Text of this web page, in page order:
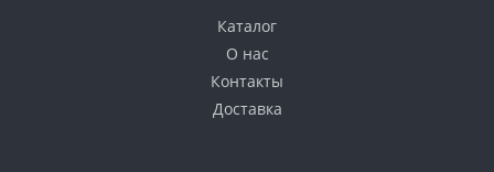
Каталог
О нас
Контакты
Доставка